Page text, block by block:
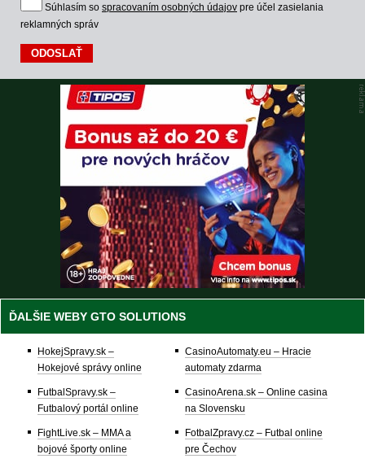
Súhlasím so spracovaním osobných údajov pre účel zasielania
reklamných správ
ĎALŠIE WEBY GTO SOLUTIONS
HokejSpravy.sk –
Hokejové správy online
FutbalSpravy.sk –
Futbalový portál online
FightLive.sk – MMA a
bojové športy online
CasinoAutomaty.eu – Hracie
automaty zdarma
CasinoArena.sk – Online casina
na Slovensku
FotbalZpravy.cz – Futbal online
pre Čechov